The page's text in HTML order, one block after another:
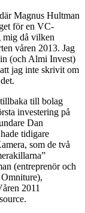
Magnus Hultman
för en VC-
mig då vilken
våren 2013. Jag
(och Almi Invest)
jag inte skrivit om
till bolag
investering på
Dan
tidigare
som de två
(entreprenör och
2011